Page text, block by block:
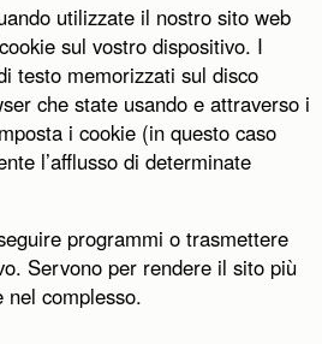
utilizzate il nostro sito web
sul vostro dispositivo. I
testo memorizzati sul disco
che state usando e attraverso i
i cookie (in questo caso
l’afflusso di determinate
programmi o trasmettere
Servono per rendere il sito più
nel complesso.